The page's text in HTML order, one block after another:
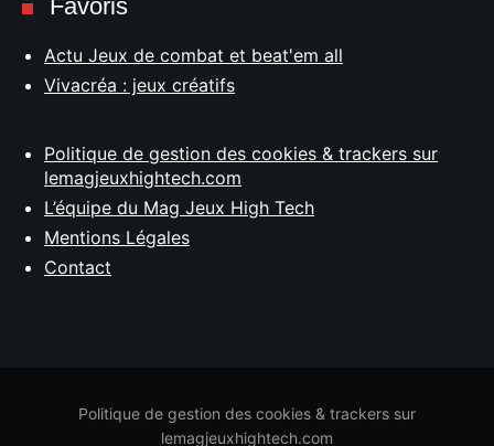
Favoris
Actu Jeux de combat et beat'em all
Vivacréa : jeux créatifs
Politique de gestion des cookies & trackers sur
lemagjeuxhightech.com
L’équipe du Mag Jeux High Tech
Mentions Légales
Contact
Politique de gestion des cookies & trackers sur
lemagjeuxhightech.com